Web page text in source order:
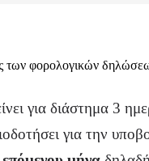
των φορολογικών
για διάστημα 3
για την